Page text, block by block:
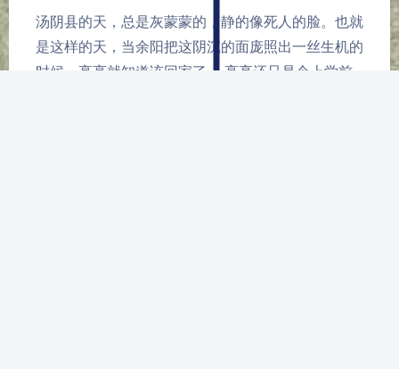
汤阴县的天，总是灰蒙蒙的，静的像死人的脸。也就
是这样的天，当余阳把这阴沉的面庞照出一丝生机的
时候，亮亮就知道该回家了。 亮亮还只是个上学前